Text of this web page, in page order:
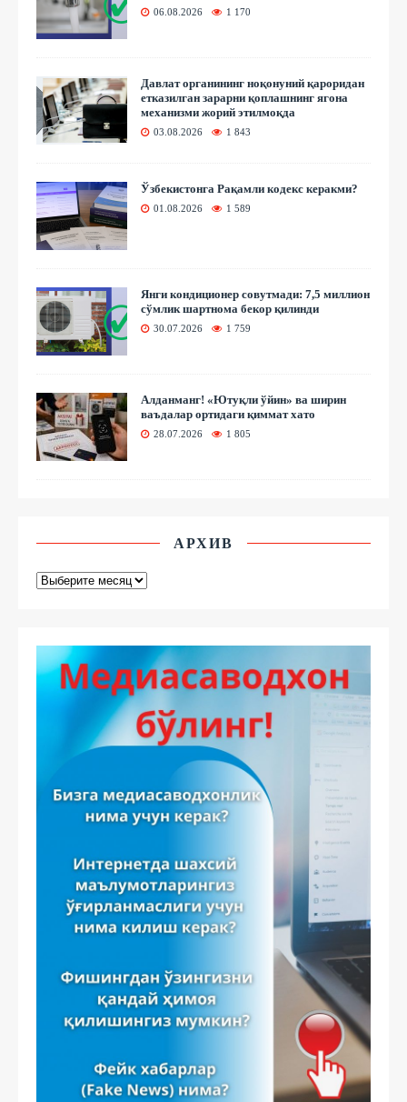
06.08.2026 1 170
Давлат органининг ноқонуний қароридан
етказилган зарарни қоплашнинг ягона
механизми жорий этилмоқда
03.08.2026 1 843
Ўзбекистонга Рақамли кодекс керакми?
01.08.2026 1 589
Янги кондиционер совутмади: 7,5 миллион
сўмлик шартнома бекор қилинди
30.07.2026 1 759
Алданманг! «Ютуқли ўйин» ва ширин
ваъдалар ортидаги қиммат хато
28.07.2026 1 805
АРХИВ